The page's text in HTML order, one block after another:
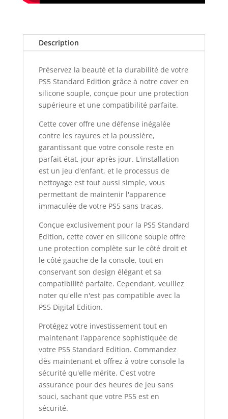
Description
Préservez la beauté et la durabilité de votre
PS5 Standard Edition grâce à notre cover en
silicone souple, conçue pour une protection
supérieure et une compatibilité parfaite.
Cette cover offre une défense inégalée
contre les rayures et la poussière,
garantissant que votre console reste en
parfait état, jour après jour. L'installation
est un jeu d'enfant, et le processus de
nettoyage est tout aussi simple, vous
permettant de maintenir l'apparence
immaculée de votre PS5 sans tracas.
Conçue exclusivement pour la PS5 Standard
Edition, cette cover en silicone souple offre
une protection complète sur le côté droit et
le côté gauche de la console, tout en
conservant son design élégant et sa
compatibilité parfaite. Cependant, veuillez
noter qu'elle n'est pas compatible avec la
PS5 Digital Edition.
Protégez votre investissement tout en
maintenant l'apparence sophistiquée de
votre PS5 Standard Edition. Commandez
dès maintenant et offrez à votre console la
sécurité qu'elle mérite. C'est votre
assurance pour des heures de jeu sans
souci, sachant que votre PS5 est en
sécurité.